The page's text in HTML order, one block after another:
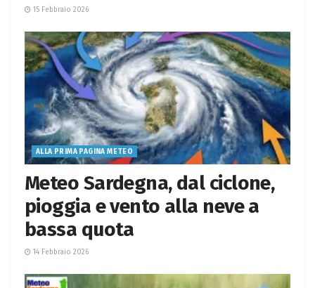
15 Febbraio 2026
ALLA PRIMA PAGINA METEO
Meteo Sardegna, dal ciclone,
pioggia e vento alla neve a
bassa quota
14 Febbraio 2026